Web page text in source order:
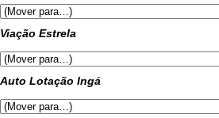
Viação Estrela
Auto Lotação Ingá